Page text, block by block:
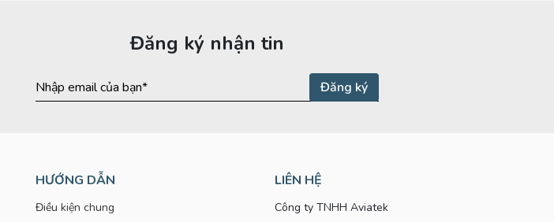
Đăng ký nhận tin
HƯỚNG DẪN
Điều kiện chung
LIÊN HỆ
Công ty TNHH Aviatek